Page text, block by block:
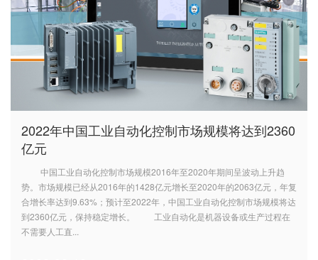
2022年中国工业自动化控制市场规模将达到2360
亿元
中国工业自动化控制市场规模2016年至2020年期间呈波动上升趋
势。市场规模已经从2016年的1428亿元增长至2020年的2063亿元，年复
合增长率达到9.63%；预计至2022年，中国工业自动化控制市场规模将达
到2360亿元，保持稳定增长。 工业自动化是机器设备或生产过程在
不需要人工直...